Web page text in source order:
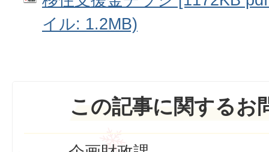
イル: 1.2MB)
この記事に関するお